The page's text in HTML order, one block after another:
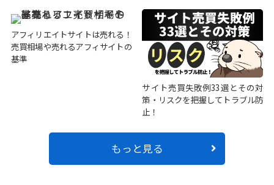
アフィリエイトサイトは売れる！
売買相場や売れるアフィサイトの
基準
サイト売買失敗例33選とその対
策・リスクを把握してトラブル防
止！
もっと見る